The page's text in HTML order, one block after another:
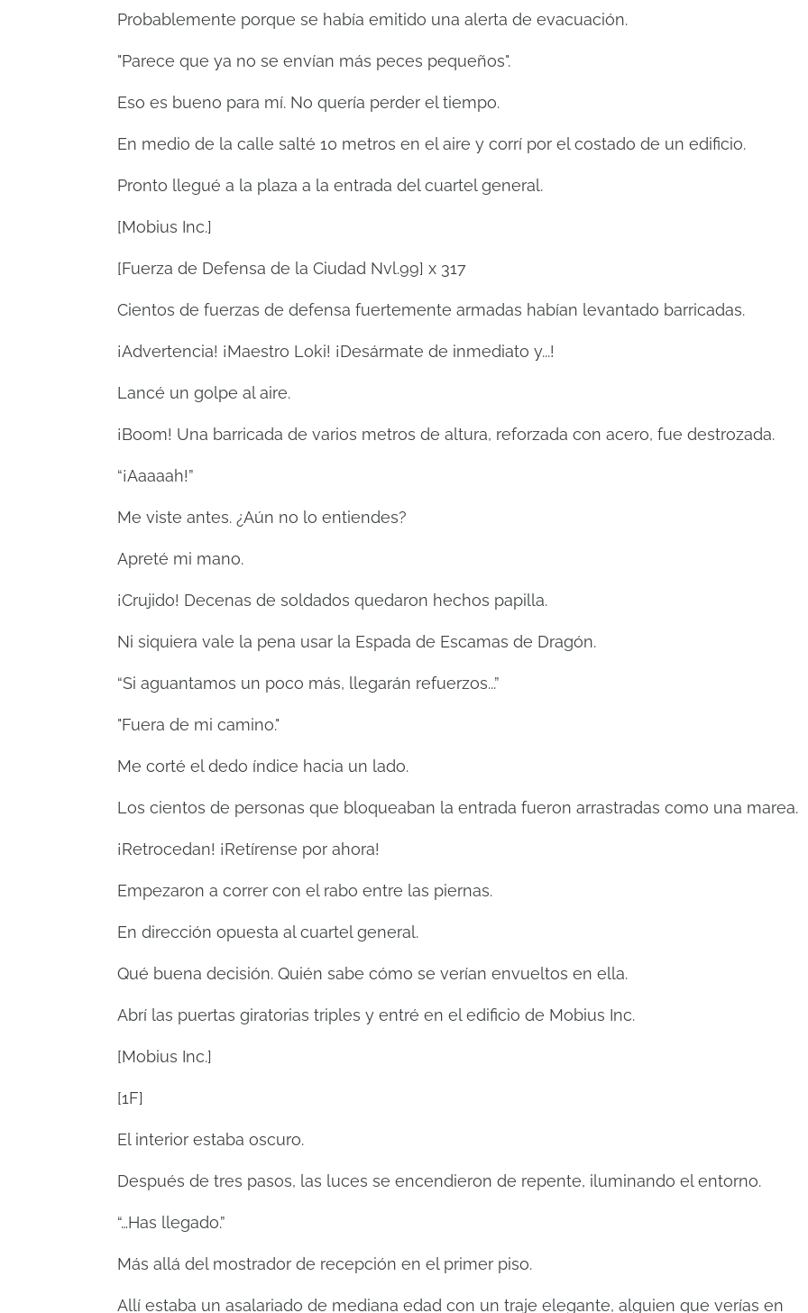
Probablemente porque se había emitido una alerta de evacuación.
"Parece que ya no se envían más peces pequeños".
Eso es bueno para mí. No quería perder el tiempo.
En medio de la calle salté 10 metros en el aire y corrí por el costado de un edificio.
Pronto llegué a la plaza a la entrada del cuartel general.
[Mobius Inc.]
[Fuerza de Defensa de la Ciudad Nvl.99] x 317
Cientos de fuerzas de defensa fuertemente armadas habían levantado barricadas.
¡Advertencia! ¡Maestro Loki! ¡Desármate de inmediato y...!
Lancé un golpe al aire.
¡Boom! Una barricada de varios metros de altura, reforzada con acero, fue destrozada.
“¡Aaaaah!”
Me viste antes. ¿Aún no lo entiendes?
Apreté mi mano.
¡Crujido! Decenas de soldados quedaron hechos papilla.
Ni siquiera vale la pena usar la Espada de Escamas de Dragón.
“Si aguantamos un poco más, llegarán refuerzos...”
"Fuera de mi camino."
Me corté el dedo índice hacia un lado.
Los cientos de personas que bloqueaban la entrada fueron arrastradas como una marea.
¡Retrocedan! ¡Retírense por ahora!
Empezaron a correr con el rabo entre las piernas.
En dirección opuesta al cuartel general.
Qué buena decisión. Quién sabe cómo se verían envueltos en ella.
Abrí las puertas giratorias triples y entré en el edificio de Mobius Inc.
[Mobius Inc.]
[1F]
El interior estaba oscuro.
Después de tres pasos, las luces se encendieron de repente, iluminando el entorno.
“…Has llegado.”
Más allá del mostrador de recepción en el primer piso.
Allí estaba un asalariado de mediana edad con un traje elegante, alguien que verías en